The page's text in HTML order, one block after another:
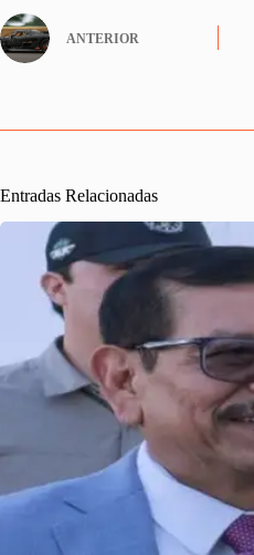
ANTERIOR
Entradas Relacionadas